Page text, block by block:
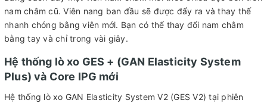
nam châm cũ. Viên nang ban đầu sẽ được đẩy ra và thay thế
nhanh chóng bằng viên mới. Bạn có thể thay đổi nam châm
bằng tay và chỉ trong vài giây.
Hệ thống lò xo GES + (GAN Elasticity System
Plus) và Core IPG mới
Hệ thống lò xo GAN Elasticity System V2 (GES V2) tại phiên